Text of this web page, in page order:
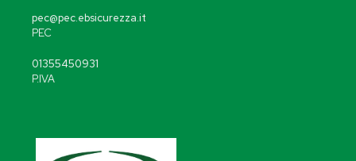
pec@pec.ebsicurezza.it
PEC
01355450931
P.IVA